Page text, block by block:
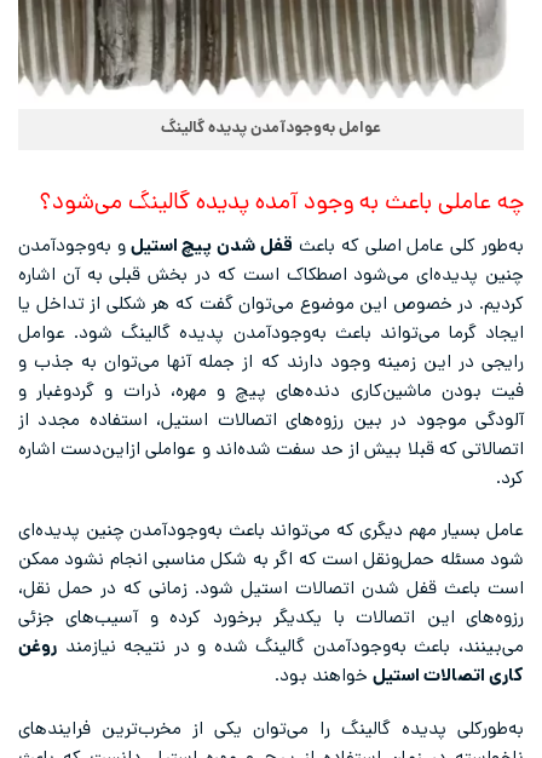
عوامل به‌وجودآمدن پدیده گالینگ
چه عاملی باعث به وجود آمده پدیده گالینگ می‌شود؟
به‌طور کلی عامل اصلی که باعث قفل شدن پیچ استیلو به‌وجودآمدن
چنین پدیده‌ای می‌شود اصطکاک است که در بخش قبلی به آن اشاره
کردیم. در خصوص این موضوع می‌توان گفت که هر شکلی از تداخل یا
ایجاد گرما می‌تواند باعث به‌وجودآمدن پدیده گالینگ شود. عوامل
رایجی در این زمینه وجود دارند که از جمله آنها می‌توان به جذب و
فیت بودن ماشین‌کاری دنده‌های پیچ و مهره، ذرات و گرد‌وغبار و
آلودگی موجود در بین رزوه‌های اتصالات استیل، استفاده مجدد از
اتصالاتی که قبلا بیش از حد سفت شده‌اند و عواملی ازاین‌دست اشاره
کرد.
عامل بسیار مهم دیگری که می‌تواند باعث به‌وجودآمدن چنین پدیده‌ای
شود مسئله حمل‌ونقل است که اگر به شکل مناسبی انجام نشود ممکن
است باعث قفل شدن اتصالات استیل شود. زمانی که در حمل نقل،
رزوه‌های این اتصالات با یکدیگر برخورد کرده و آسیب‌های جزئی
می‌بینند، باعث به‌وجودآمدن گالینگ شده و در نتیجه نیازمند روغن
کاری اتصالات استیل خواهند بود.
به‌طورکلی پدیده گالینگ را می‌توان یکی از مخرب‌ترین فرایندهای